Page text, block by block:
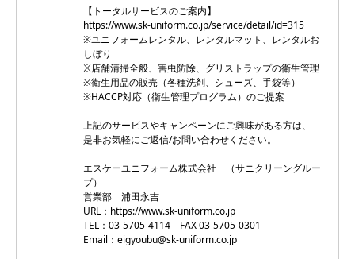
【トータルサービスのご案内】
https://www.sk-uniform.co.jp/service/detail/id=315
※ユニフォームレンタル、レンタルマット、レンタルお
しぼり
※店舗清掃全般、害虫防除、グリストラップの衛生管理
※衛生用品の販売（各種洗剤、シューズ、手袋等）
※HACCP対応（衛生管理プログラム）のご提案
上記のサービスやキャンペーンにご興味がある方は、
是非お気軽にご返信/お問い合わせください。
エスケーユニフォーム株式会社 （サニクリーングルー
プ）
営業部 浦田永吉
URL：https://www.sk-uniform.co.jp
TEL：03-5705-4114 FAX 03-5705-0301
Email：eigyoubu@sk-uniform.co.jp